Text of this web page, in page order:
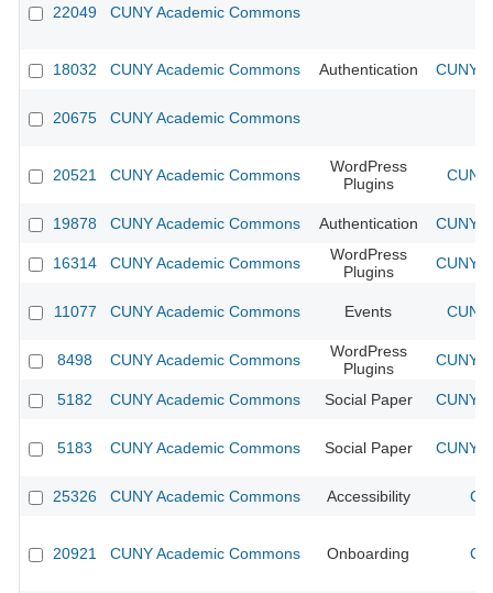
22049 CUNY Academic Commons
18032 CUNY Academic Commons Authentication CUNY
20675 CUNY Academic Commons
20521 CUNY Academic Commons
WordPress
Plugins
19878 CUNY Academic Commons Authentication CUNY
16314 CUNY Academic Commons
WordPress
Plugins
CUNY
11077 CUNY Academic Commons Events
8498 CUNY Academic Commons
WordPress
Plugins
CUNY
5182 CUNY Academic Commons Social Paper CUNY
5183 CUNY Academic Commons Social Paper CUNY
25326 CUNY Academic Commons Accessibility
20921 CUNY Academic Commons Onboarding